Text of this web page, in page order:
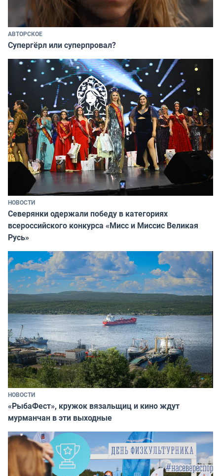
АВТОРСКОЕ
Супергёрл или суперпровал?
НОВОСТИ
Северянки одержали победу в категориях
всероссийского конкурса «Мисс и Миссис Великая
Русь»
НОВОСТИ
«РыбаФест», кружок вязальщиц и кино ждут
мурманчан в эти выходные